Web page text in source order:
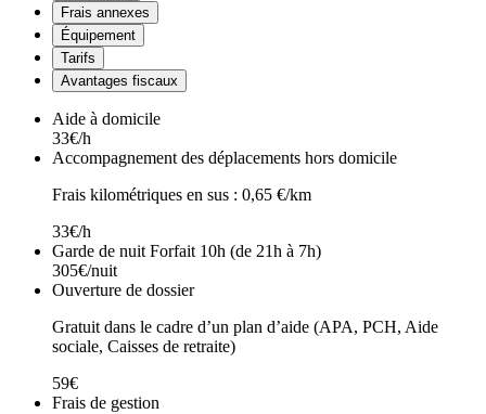
Frais annexes
Équipement
Tarifs
Avantages fiscaux
Aide à domicile
33€/h
Accompagnement des déplacements hors domicile
Frais kilométriques en sus : 0,65 €/km
33€/h
Garde de nuit Forfait 10h (de 21h à 7h)
305€/nuit
Ouverture de dossier
Gratuit dans le cadre d’un plan d’aide (APA, PCH, Aide
sociale, Caisses de retraite)
59€
Frais de gestion